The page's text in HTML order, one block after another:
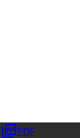
PDF